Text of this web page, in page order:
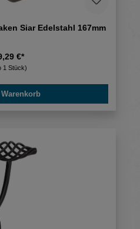
Format Hut- / Mantelhaken Siar Edelstahl 167mm
€*
1 Stück)